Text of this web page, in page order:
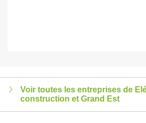
Voir toutes les entreprises de
construction et Grand Est